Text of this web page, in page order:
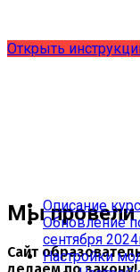
Открыть
Мы провели
Сайт
Описание
Обновление
сентября
Настройки